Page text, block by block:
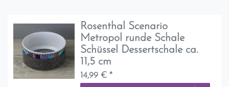
Rosenthal Scenario
Metropol runde Schale
Schüssel Dessertschale ca.
11,5 cm
14,99 € *